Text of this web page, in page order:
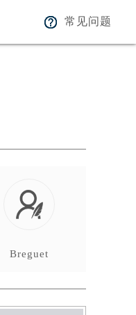
常见问题
Breguet